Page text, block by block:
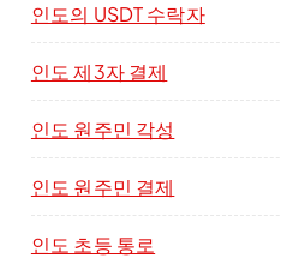
인도의 USDT 수락자
인도 제3자 결제
인도 원주민 각성
인도 원주민 결제
인도 초등 통로